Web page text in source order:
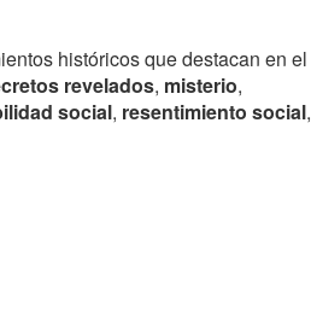
históricos que destacan en el
revelados, misterio,
social, resentimiento social,